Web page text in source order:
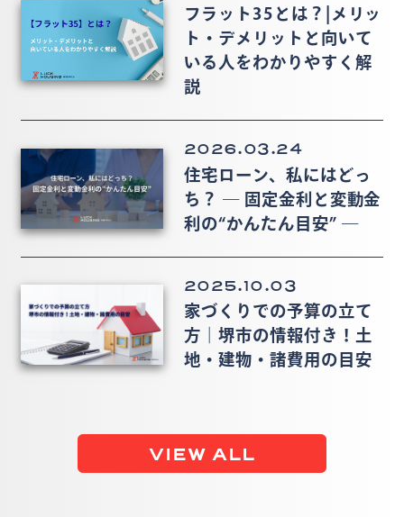
フラット35とは？|メリッ
ト・デメリットと向いて
いる人をわかりやすく解
説
2026.03.24
住宅ローン、私にはどっ
ち？ ― 固定金利と変動金
利の“かんたん目安” ―
2025.10.03
家づくりでの予算の立て
方｜堺市の情報付き！土
地・建物・諸費用の目安
VIEW ALL